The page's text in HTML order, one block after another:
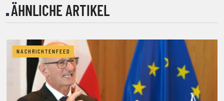
ÄHNLICHE ARTIKEL
NACHRICHTENFEED